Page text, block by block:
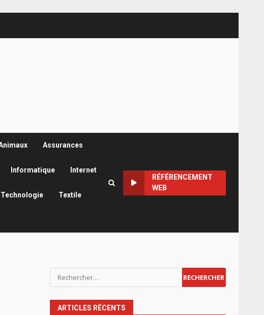
Assurances
Informatique Internet
Technologie Textile
RÉFÉRENCEMENT
WEB
Rechercher :
ARTICLES RÉCENTS